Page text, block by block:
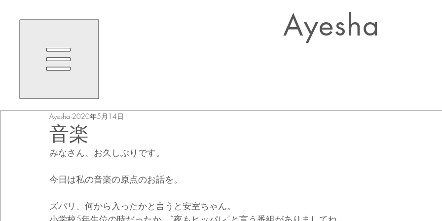
Ayesha
音楽
Ayesha 2020年5月14日
みなさん、お久しぶりです。
今日は私の音楽の原点のお話を。
ズバリ、何から入ったかと言うと安室ちゃん。